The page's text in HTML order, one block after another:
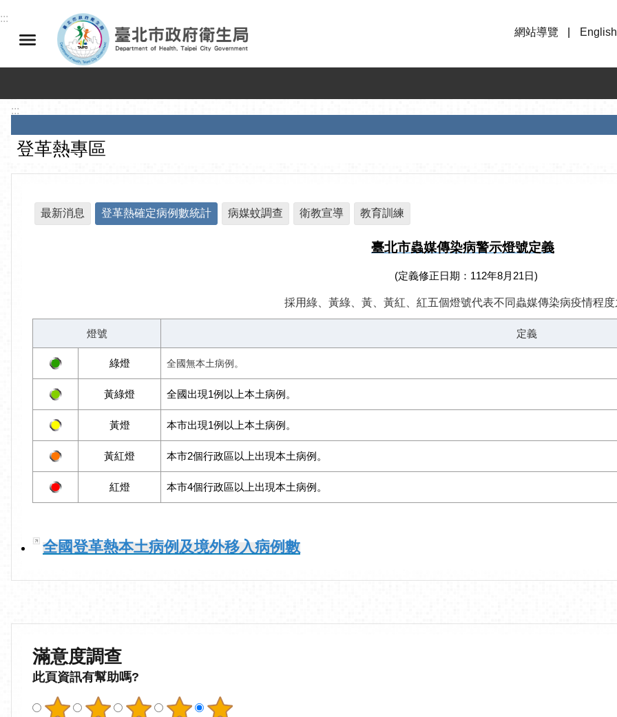
跳到主要內容區塊
:::
網站導覽
English
:::
登革熱專區
最新消息 登革熱確定病例數統計 病媒蚊調查 衛教宣導 教育訓練
臺北市蟲媒傳染病警示燈號定義
(定義修正日期：112年8月21日)
採用綠、黃綠、黃、黃紅、紅五個燈號代表不同 蟲媒傳染病疫情程度
燈號 定義
綠燈 全國無本土病例。
黃綠燈 全國出現1例以上本土病例。
黃燈 本市出現1例以上本土病例。
黃紅燈 本市2個行政區以上出現本土病例。
紅燈 本市4個行政區以上出現本土病例。
全國登革熱本土病例及境外移入病例數
滿意度調查
此頁資訊有幫助嗎?